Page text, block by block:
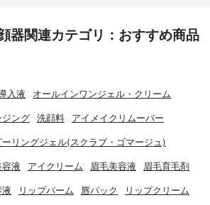
器関連カテゴリ：おすすめ商品
入液 オールインワンジェル・クリーム
ジング 洗顔料 アイメイクリムーバー
ーリングジェル(スクラブ・ゴマージュ)
容液 アイクリーム 眉毛美容液 眉毛育毛剤
液 リップバーム 唇パック リップクリーム